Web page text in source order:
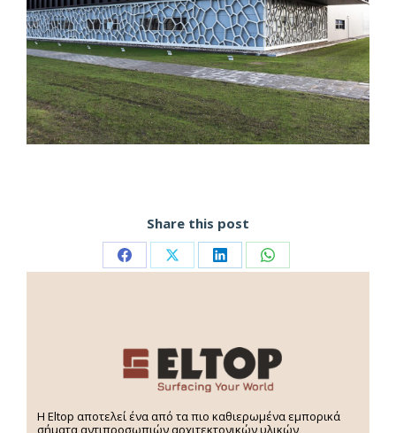
Share this post
H Eltop αποτελεί ένα από τα πιο καθιερωμένα εμπορικά
σήματα αντιπροσωπιών αρχιτεκτονικών υλικών,